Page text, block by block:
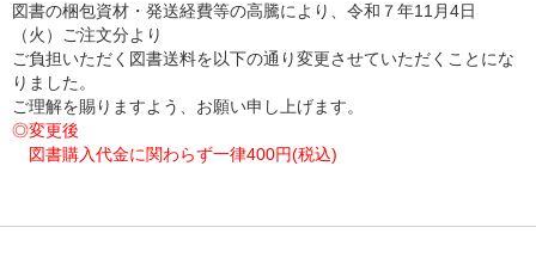
図書の梱包資材・発送経費等の高騰により、令和７年11 月4日
（火）ご注文分より
ご負担いただく図書送料を以下の通り変更させていただくことにな
りました。
ご理解を賜りますよう、お願い申し上げます。
◎変更後
図書購入代金に関わらず一律400円(税込)